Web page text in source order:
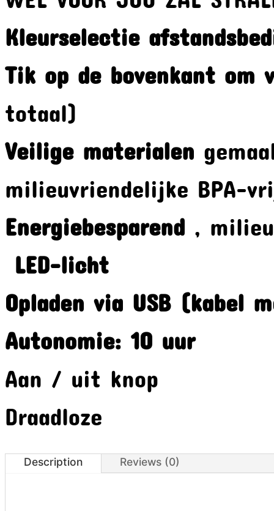
Kleurselectie
Tik op de bovenkant om
totaal)
Veilige materialen
milieuvriendelijke BPA-
Energiebesparend ,
LED-licht
Opladen via USB (kabel
Autonomie: 10 uur
Aan / uit knop
Draadloze
Description Reviews (0)